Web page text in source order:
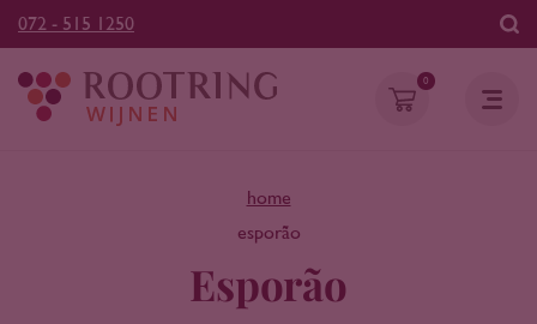
072 - 515 1250
0
home
esporão
Esporão